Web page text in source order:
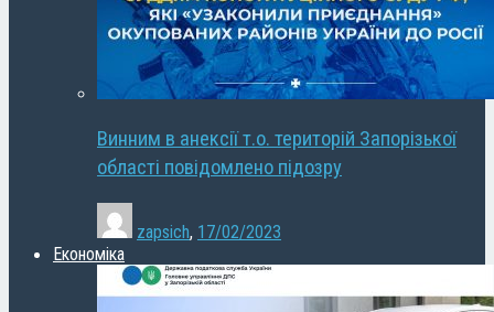
Винним в анексії т.о. територій Запорізької
області повідомлено підозру
zapsich, 17/02/2023
Економіка